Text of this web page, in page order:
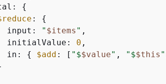
{
: {
input:
" $items " ,
initialValue:
0 ,
in:
{ $add : [ "$$value" , "$$this "